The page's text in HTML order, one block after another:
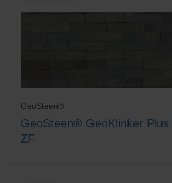
GeoSteen®
GeoSteen® GeoKlinker Plus
ZF